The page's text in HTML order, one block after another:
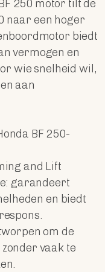
250 motor tilt de
naar een hoger
biedt
vermogen en
wie snelheid wil,
aan
BF 250-
and Lift
garandeert
en biedt
om de
vaak te